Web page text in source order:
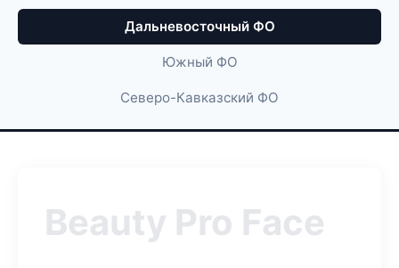
Дальневосточный ФО
Южный ФО
Северо-Кавказский ФО
Beauty Pro Face